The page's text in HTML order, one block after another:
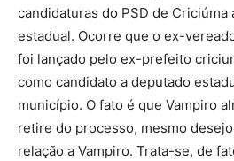
candidaturas do PSD de Criciúma
estadual. Ocorre que o ex-
foi lançado pelo ex-prefeito
como candidato a deputado
município. O fato é que Vampiro
retire do processo, mesmo
relação a Vampiro. Trata-se, de